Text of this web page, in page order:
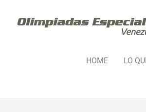
HOME LO